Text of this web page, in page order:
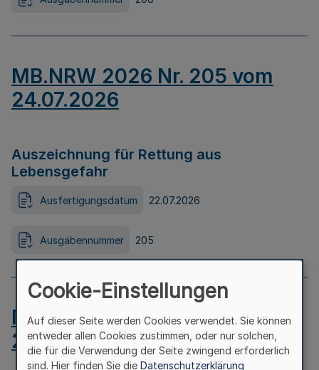
MB.NRW 2026 Nr. 205 vom
24.07.2026
Auszeichnung für Rettung aus
Lebensgefahr
Ausfertigungsdatum 22.07.2026
Ausgabennummer 205
MB.NRW 2026 Nr. 204 vom
24.07.2026
Cookie-Einstellungen
Auf dieser Seite werden Cookies verwendet. Sie können
entweder allen Cookies zustimmen, oder nur solchen,
die für die Verwendung der Seite zwingend erforderlich
sind. Hier finden Sie die Datenschutzerklärung